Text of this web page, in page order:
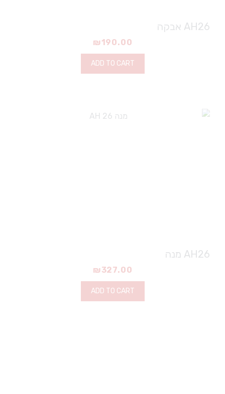
AH26 אבקה
₪190.00
ADD TO CART
AH26 מנה
₪327.00
ADD TO CART